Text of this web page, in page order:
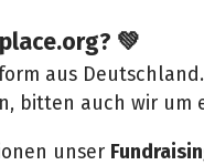
💚
aus
bitten auch wir um
unser